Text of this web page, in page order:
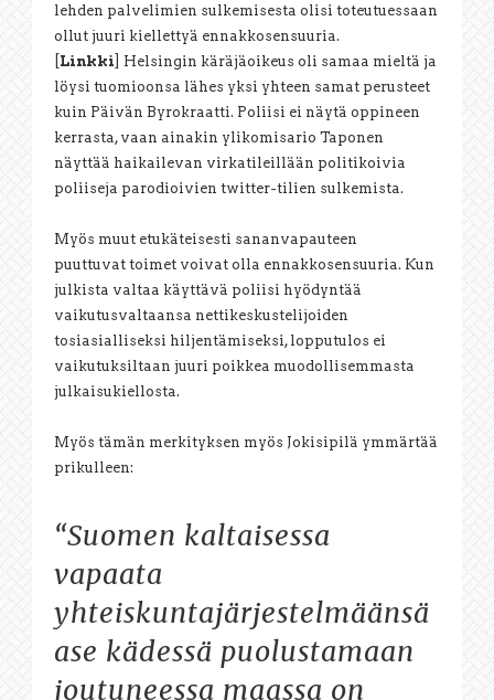
lehden palvelimien sulkemisesta olisi toteutuessaan
ollut juuri kiellettyä ennakkosensuuria.
Linkki ] Helsingin käräjäoikeus oli samaa mieltä ja
löysi tuomioonsa lähes yksi yhteen samat perusteet
kuin Päivän Byrokraatti. Poliisi ei näytä oppineen
kerrasta, vaan ainakin ylikomisario Taponen
näyttää haikailevan virkatileillään politikoivia
poliiseja parodioivien twitter-tilien sulkemista.
Myös muut etukäteisesti sananvapauteen
puuttuvat toimet voivat olla ennakkosensuuria. Kun
julkista valtaa käyttävä poliisi hyödyntää
vaikutusvaltaansa nettikeskustelijoiden
tosiasialliseksi hiljentämiseksi, lopputulos ei
vaikutuksiltaan juuri poikkea muodollisemmasta
julkaisukiellosta.
Myös tämän merkityksen myös Jokisipilä ymmärtää
prikulleen:
“Suomen kaltaisessa
vapaata
yhteiskuntajärjestelmäänsä
ase kädessä puolustamaan
joutuneessa maassa on